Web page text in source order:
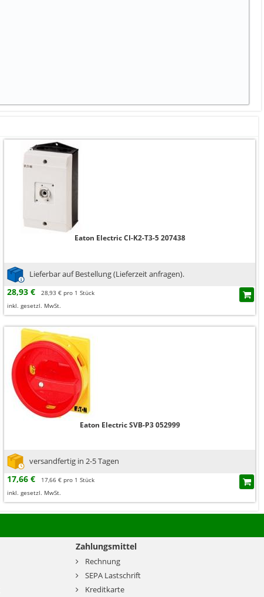
Eaton Electric CI-K2-T3-5 207438
Lieferbar auf Bestellung (Lieferzeit anfragen).
28,93 €
28,93 € pro 1 Stück
inkl. gesetzl. MwSt.
Eaton Electric SVB-P3 052999
versandfertig in 2-5 Tagen
17,66 €
17,66 € pro 1 Stück
inkl. gesetzl. MwSt.
Zahlungsmittel
Rechnung
SEPA Lastschrift
Kreditkarte